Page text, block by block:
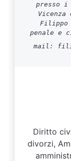
presso i
Vicenza
Filippo
penale e
mail:
Diritto
divorzi,